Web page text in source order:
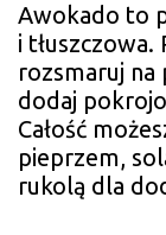
Awokado to
i
rozsmaruj na
dodaj
Całość
pieprzem,
rukolą dla